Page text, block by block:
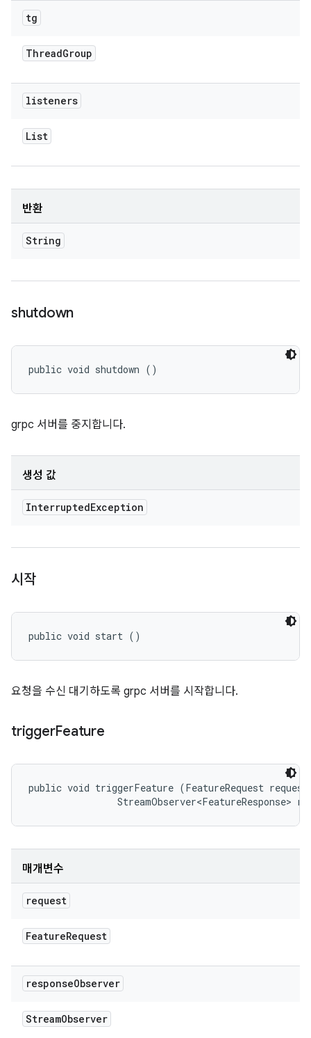
tg
ThreadGroup
listeners
List
반환
String
shutdown
public void shutdown ()
grpc 서버를 중지합니다.
생성 값
InterruptedException
시작
public void start ()
요청을 수신 대기하도록 grpc 서버를 시작합니다.
triggerFeature
public void triggerFeature (FeatureRequest
StreamObserver<FeatureResponse>
매개변수
request
FeatureRequest
responseObserver
StreamObserver